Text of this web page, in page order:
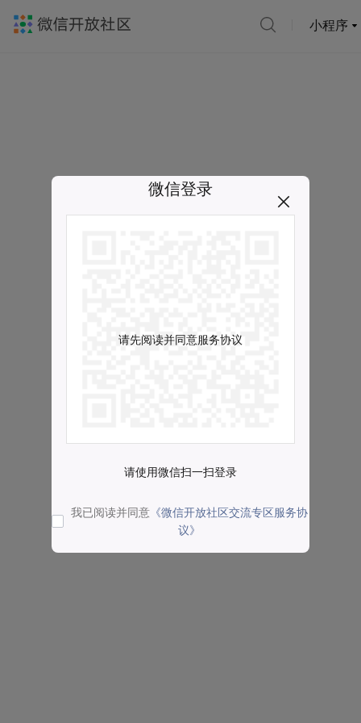
小程序
微信登录
请先阅读并同意服务协议
请使用微信扫一扫登录
我已阅读并同意 《微信开放社区交流专区服务协
议》